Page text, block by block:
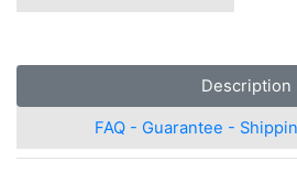
Description
FAQ - Guarantee -